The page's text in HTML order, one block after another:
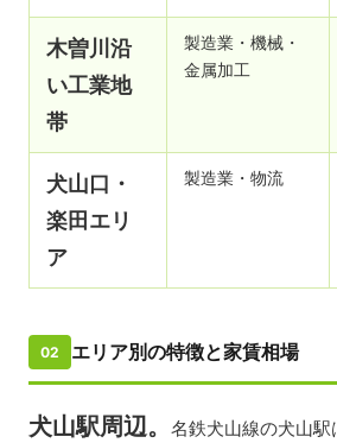
木曽川沿
い工業地
帯
製造業・機械・
金属加工
犬山口・
楽田エリ
ア
製造業・物流
02 エリア別の特徴と家賃相場
犬山駅周辺。名鉄犬山線の犬山